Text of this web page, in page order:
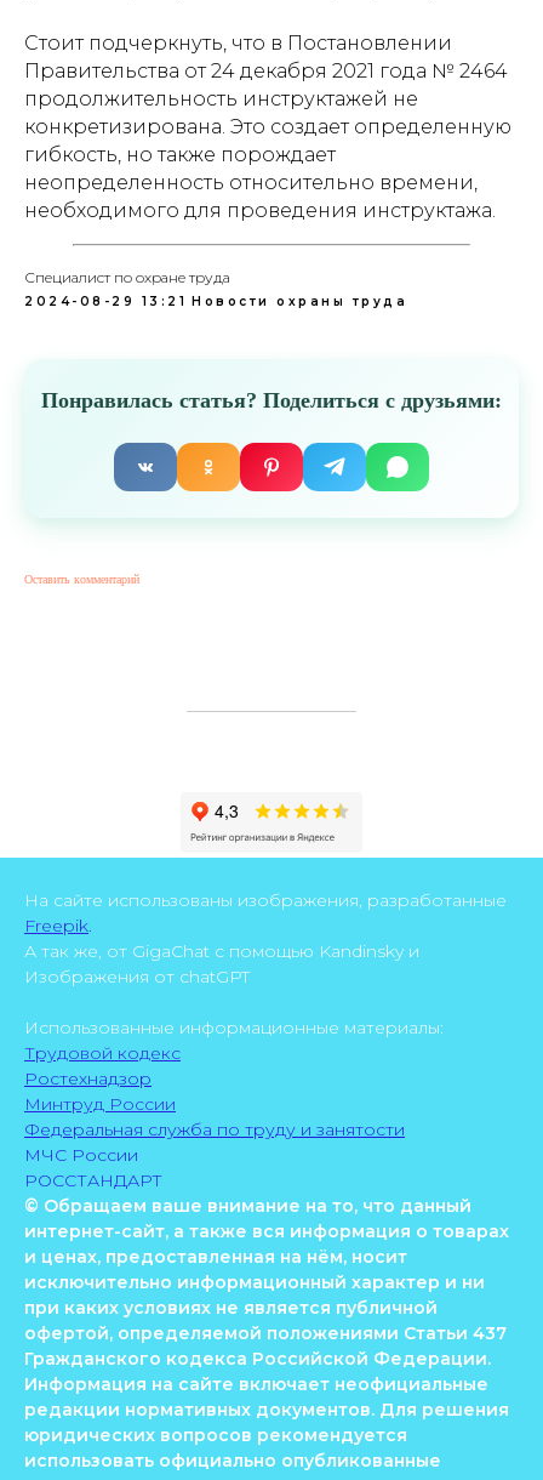
Стоит подчеркнуть, что в Постановлении
Правительства от 24 декабря 2021 года № 2464
продолжительность инструктажей не
конкретизирована. Это создает определенную
гибкость, но также порождает
неопределенность относительно времени,
необходимого для проведения инструктажа.
Специалист по охране труда
2024-08-29 13:21 Новости охраны труда
Понравилась статья? Поделиться с друзьями:
Оставить комментарий
На сайте использованы изображения, разработанные
Freepik.
А так же, от GigaChat с помощью Kandinsky и
Изображения от chatGPT
Использованные информационные материалы:
Трудовой кодекс
Ростехнадзор
Минтруд России
Федеральная служба по труду и занятости
МЧС России
РОССТАНДАРТ
© Обращаем ваше внимание на то, что данный
интернет-сайт, а также вся информация о товарах
и ценах, предоставленная на нём, носит
исключительно информационный характер и ни
при каких условиях не является публичной
офертой, определяемой положениями Статьи 437
Гражданского кодекса Российской Федерации.
Информация на сайте включает неофициальные
редакции нормативных документов. Для решения
юридических вопросов рекомендуется
использовать официально опубликованные